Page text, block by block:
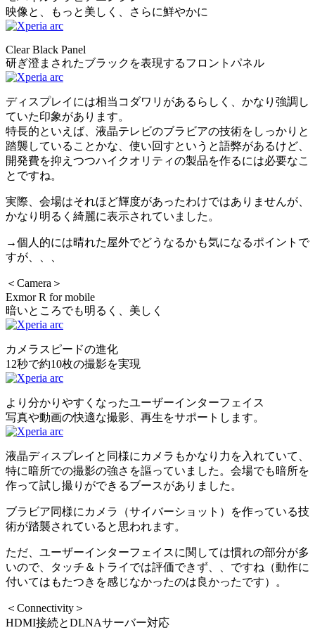
映像と、もっと美しく、さらに鮮やかに
Clear Black Panel
研ぎ澄まされたブラックを表現するフロントパネル
ディスプレイには相当コダワリがあるらしく、かなり強調し
ていた印象があります。
特長的といえば、液晶テレビのブラビアの技術をしっかりと
踏襲していることかな、使い回すというと語弊があるけど、
開発費を抑えつつハイクオリティの製品を作るには必要なこ
とですね。
実際、会場はそれほど輝度があったわけではありませんが、
かなり明るく綺麗に表示されていました。
→個人的には晴れた屋外でどうなるかも気になるポイントで
すが、、、
＜Camera＞
Exmor R for mobile
暗いところでも明るく、美しく
カメラスピードの進化
12秒で約10枚の撮影を実現
より分かりやすくなったユーザーインターフェイス
写真や動画の快適な撮影、再生をサポートします。
液晶ディスプレイと同様にカメラもかなり力を入れていて、
特に暗所での撮影の強さを謳っていました。会場でも暗所を
作って試し撮りができるブースがありました。
ブラビア同様にカメラ（サイバーショット）を作っている技
術が踏襲されていると思われます。
ただ、ユーザーインターフェイスに関しては慣れの部分が多
いので、タッチ＆トライでは評価できず、、ですね（動作に
付いてはもたつきを感じなかったのは良かったです）。
＜Connectivity＞
HDMI接続とDLNAサーバー対応